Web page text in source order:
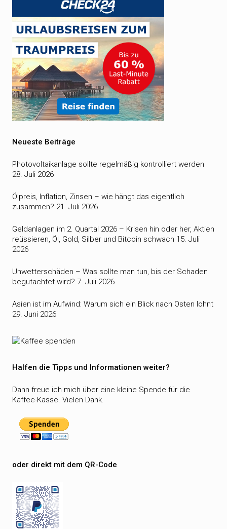
Neueste Beiträge
Photovoltaikanlage sollte regelmäßig kontrolliert werden
28. Juli 2026
Ölpreis, Inflation, Zinsen – wie hängt das eigentlich
zusammen? 21. Juli 2026
Geldanlagen im 2. Quartal 2026 – Krisen hin oder her, Aktien
reüssieren, Öl, Gold, Silber und Bitcoin schwach 15. Juli
2026
Unwetterschäden – Was sollte man tun, bis der Schaden
begutachtet wird? 7. Juli 2026
Asien ist im Aufwind: Warum sich ein Blick nach Osten lohnt
29. Juni 2026
Halfen die Tipps und Informationen weiter?
Dann freue ich mich über eine kleine Spende für die
Kaffee-Kasse. Vielen Dank.
oder direkt mit dem QR-Code